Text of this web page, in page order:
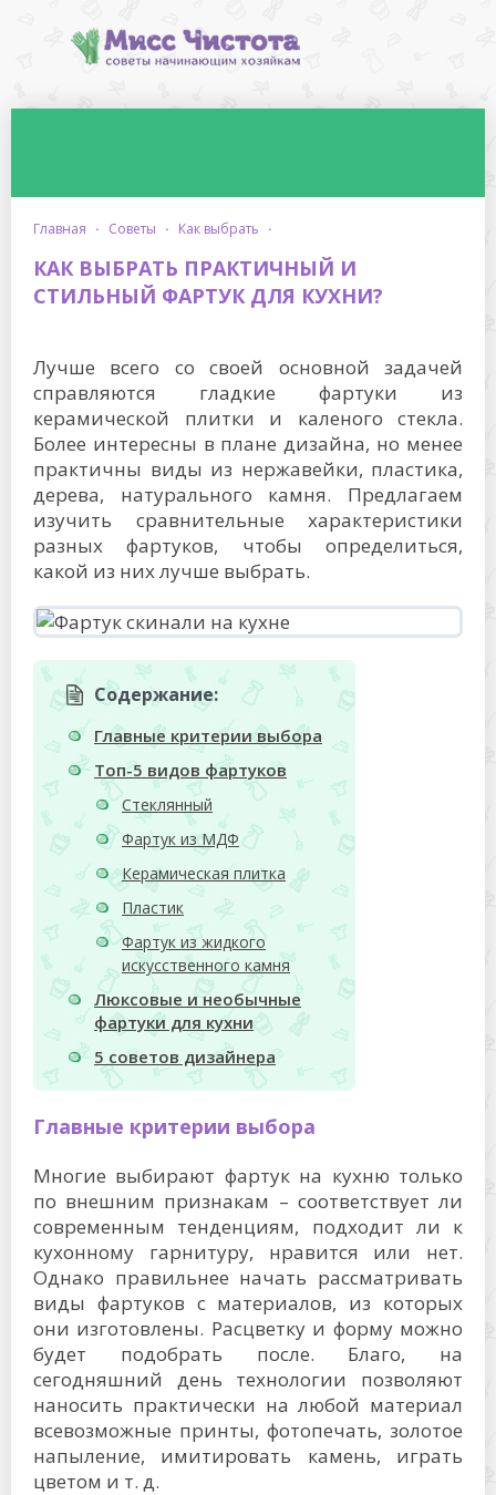
главная · советы · как выбрать ·
КАК ВЫБРАТЬ ПРАКТИЧНЫЙ И
СТИЛЬНЫЙ ФАРТУК ДЛЯ КУХНИ?
Лучше всего со своей основной задачей
справляются гладкие фартуки из
керамической плитки и каленого стекла.
Более интересны в плане дизайна, но менее
практичны виды из нержавейки, пластика,
дерева, натурального камня. Предлагаем
изучить сравнительные характеристики
разных фартуков, чтобы определиться,
какой из них лучше выбрать.
Содержание:
Главные критерии выбора
Топ-5 видов фартуков
Стеклянный
Фартук из МДФ
Керамическая плитка
Пластик
Фартук из жидкого
искусственного камня
Люксовые и необычные
фартуки для кухни
5 советов дизайнера
Главные критерии выбора
Многие выбирают фартук на кухню только
по внешним признакам – соответствует ли
современным тенденциям, подходит ли к
кухонному гарнитуру, нравится или нет.
Однако правильнее начать рассматривать
виды фартуков с материалов, из которых
они изготовлены. Расцветку и форму можно
будет подобрать после. Благо, на
сегодняшний день технологии позволяют
наносить практически на любой материал
всевозможные принты, фотопечать, золотое
напыление, имитировать камень, играть
цветом и т. д.